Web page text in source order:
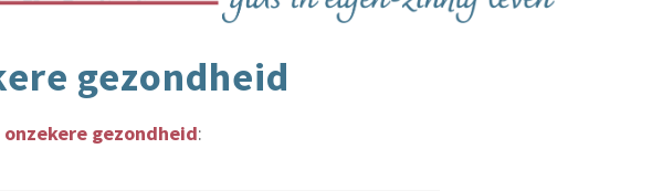
gezondheid
gezondheid: